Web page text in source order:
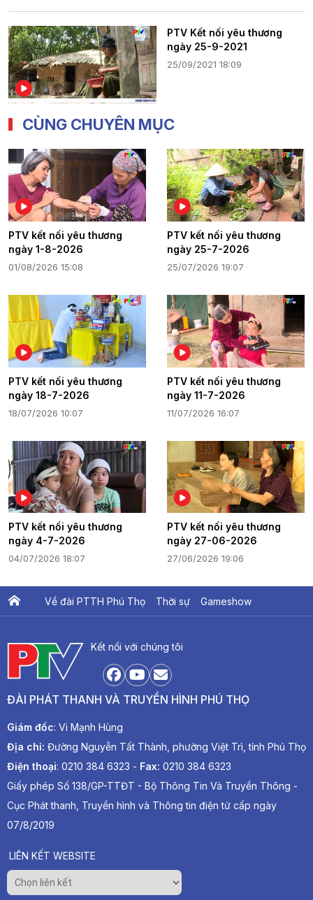
PTV Kết nối yêu thương
ngày 25-9-2021
25/09/2021 18:09
CÙNG CHUYÊN MỤC
PTV kết nối yêu thương
ngày 1-8-2026
01/08/2026 15:08
PTV kết nối yêu thương
ngày 25-7-2026
25/07/2026 19:07
PTV kết nối yêu thương
ngày 18-7-2026
18/07/2026 10:07
PTV kết nối yêu thương
ngày 11-7-2026
11/07/2026 16:07
PTV kết nối yêu thương
ngày 4-7-2026
04/07/2026 18:07
PTV kết nối yêu thương
ngày 27-06-2026
27/06/2026 19:06
Về đài PTTH Phú Thọ Thời sự Gameshow
Kết nối với chúng tôi
ĐÀI PHÁT THANH VÀ TRUYỀN HÌNH PHÚ THỌ
Giám đốc: Vi Mạnh Hùng
Địa chỉ: Đường Nguyễn Tất Thành, phường Việt Trì, tỉnh Phú Thọ
Điện thoại: 0210 384 6323 - Fax: 0210 384 6323
Giấy phép Số 138/GP-TTĐT - Bộ Thông Tin Và Truyền Thông -
Cục Phát thanh, Truyền hình và Thông tin điện tử cấp ngày
07/8/2019
LIÊN KẾT WEBSITE